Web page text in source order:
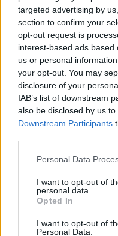
targeted advertising by
section to confirm your
opt-out request is
interest-based ads
us or personal
your opt-out. You may
disclosure of your
IAB’s list of downstream
also be disclosed by us
Downstream Participants
Personal Data
I want to opt-out of
personal data.
Opted In
I want to opt-out of
Personal Data.
Resiliencia
Ranking de La
La Piedra Urbanano
más apoyados y
mejor puesto ha sido
¿Apoyar a La Piedra
Ranking de La Piedra